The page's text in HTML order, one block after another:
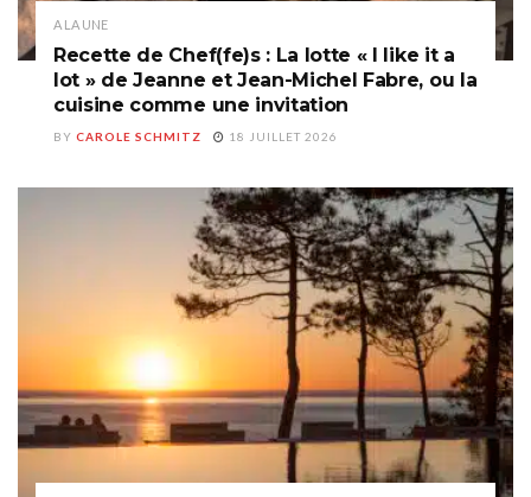
A LA UNE
Recette de Chef(fe)s : La lotte « I like it a
lot » de Jeanne et Jean-Michel Fabre, ou la
cuisine comme une invitation
BY CAROLE SCHMITZ 18 JUILLET 2026